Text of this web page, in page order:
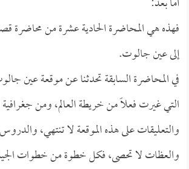
فهذه هي المحاضرة الحادية عشرة من محاضرة
إلى عين جالوت.
في المحاضرة السابقة تحدثنا عن موقعة عين
التي غيرت فعلاً من خريطة العالم، ومن
والتعليقات على هذه الموقعة لا تنتهي،
والعظات لا تحصى، فكل خطوة من خطوات